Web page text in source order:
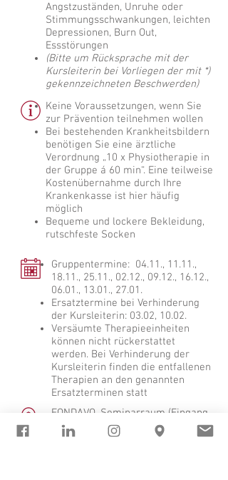
Angstzuständen, Unruhe oder
Stimmungsschwankungen, leichten
Depressionen, Burn Out,
Essstörungen
(Bitte um Rücksprache mit der
Kursleiterin bei Vorliegen der mit *)
gekennzeichneten Beschwerden)
Keine Voraussetzungen, wenn Sie
zur Prävention teilnehmen wollen
Bei bestehenden Krankheitsbildern
benötigen Sie eine ärztliche
Verordnung „10 x Physiotherapie in
der Gruppe á 60 min“. Eine teilweise
Kostenübernahme durch Ihre
Krankenkasse ist hier häufig
möglich
Bequeme und lockere Bekleidung,
rutschfeste Socken
Gruppentermine: 04.11., 11.11.,
18.11., 25.11., 02.12., 09.12., 16.12.,
06.01., 13.01., 27.01.
Ersatztermine bei Verhinderung
der Kursleiterin: 03.02, 10.02.
Versäumte Therapieeinheiten
können nicht rückerstattet
werden. Bei Verhinderung der
Kursleiterin finden die entfallenen
Therapien an den genannten
Ersatzterminen statt
FONDAVO, Seminarraum (Eingang
Entwicklung - Eingang mit dem
Rollbalken)​